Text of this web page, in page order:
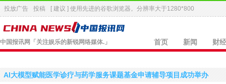
投放广告 投稿 [ 建议 ] 使用先进的谷歌浏览器。分辨率大于1280*800
中国报讯网 「关注娱乐的新锐网络媒体.」 首页 新闻 财经
AI大模型赋能医学诊疗与药学服务课题基金申请辅导项目成功举办